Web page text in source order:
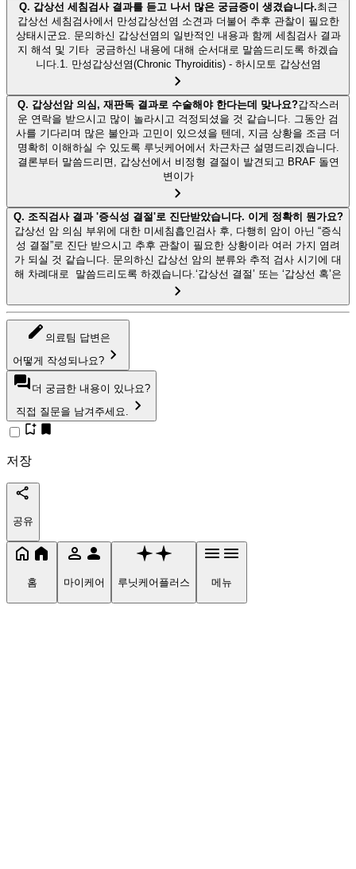
Q. 갑상선 세침검사 결과를 듣고 나서 많은 궁금증이 생겼습니다.최근
갑상선 세침검사에서 만성갑상선염 소견과 더불어 추후 관찰이 필요한
상태시군요. 문의하신 갑상선염의 일반적인 내용과 함께 세침검사 결과
지 해석 및 기타 궁금하신 내용에 대해 순서대로 말씀드리도록 하겠습
니다.1. 만성갑상선염(Chronic Thyroiditis) - 하시모토 갑상선염
Q. 갑상선암 의심, 재판독 결과로 수술해야 한다는데 맞나요?갑작스러
운 연락을 받으시고 많이 놀라시고 걱정되셨을 것 같습니다. 그동안 검
사를 기다리며 많은 불안과 고민이 있으셨을 텐데, 지금 상황을 조금 더
명확히 이해하실 수 있도록 루닛케어에서 차근차근 설명드리겠습니다.
결론부터 말씀드리면, 갑상선에서 비정형 결절이 발견되고 BRAF 돌연
변이가
Q.
조직검사 결과 '증식성 결절'로 진단받았습니다. 이게 정확히 뭔가요?
갑상선 암 의심 부위에 대한 미세침흡인검사 후, 다행히 암이 아닌 “증식
성 결절”로 진단 받으시고 추후 관찰이 필요한 상황이라 여러 가지 염려
가 되실 것 같습니다. 문의하신 갑상선 암의 분류와 추적 검사 시기에 대
해 차례대로 말씀드리도록 하겠습니다.‘갑상선 결절’ 또는 ‘갑상선 혹’은
의료팀 답변은
어떻게 작성되나요?
더 궁금한 내용이 있나요?
직접 질문을 남겨주세요.
저장
공유
홈 마이케어 루닛케어플러스 메뉴